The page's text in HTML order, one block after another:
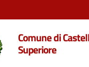
Comune di
Superiore